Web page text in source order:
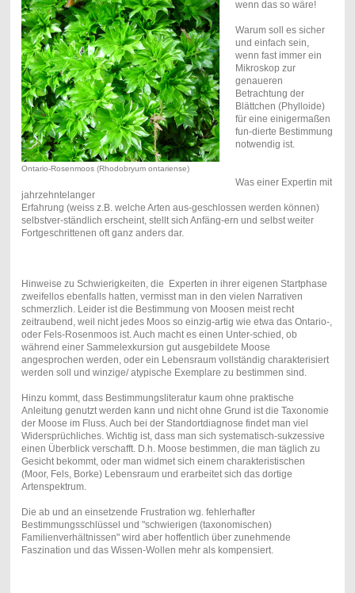
Ontario-Rosenmoos (Rhodobryum ontariense)
wenn das so wäre!
Warum soll es sicher
und einfach sein,
wenn fast immer ein
Mikroskop zur
genaueren
Betrachtung der
Blättchen (Phylloide)
für eine einigermaßen
fun-dierte Bestimmung
notwendig ist.
Was einer Expertin mit
jahrzehntelanger
Erfahrung (weiss z.B. welche Arten aus-geschlossen werden können)
selbstver-ständlich erscheint, stellt sich Anfäng-ern und selbst weiter
Fortgeschrittenen oft ganz anders dar.
Hinweise zu Schwierigkeiten, die Experten in ihrer eigenen Startphase
zweifellos ebenfalls hatten, vermisst man in den vielen Narrativen
schmerzlich. Leider ist die Bestimmung von Moosen meist recht
zeitraubend, weil nicht jedes Moos so einzig-artig wie etwa das Ontario-,
oder Fels-Rosenmoos ist. Auch macht es einen Unter-schied, ob
während einer Sammelexkursion gut ausgebildete Moose
angesprochen werden, oder ein Lebensraum vollständig charakterisiert
werden soll und winzige/ atypische Exemplare zu bestimmen sind.
Hinzu kommt, dass Bestimmungsliteratur kaum ohne praktische
Anleitung genutzt werden kann und nicht ohne Grund ist die Taxonomie
der Moose im Fluss. Auch bei der Standortdiagnose findet man viel
Widersprüchliches. Wichtig ist, dass man sich systematisch-sukzessive
einen Überblick verschafft. D.h. Moose bestimmen, die man täglich zu
Gesicht bekommt, oder man widmet sich einem charakteristischen
(Moor, Fels, Borke) Lebensraum und erarbeitet sich das dortige
Artenspektrum.
Die ab und an einsetzende Frustration wg. fehlerhafter
Bestimmungsschlüssel und "schwierigen (taxonomischen)
Familienverhältnissen" wird aber hoffentlich über zunehmende
Faszination und das Wissen-Wollen mehr als kompensiert.